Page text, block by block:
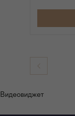
Видеовиджет